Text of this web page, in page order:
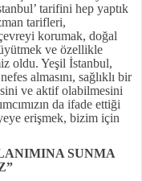
tarifini hep yaptık
tarifleri,
korumak, doğal
ve özellikle
oldu. Yeşil İstanbul,
almasını, sağlıklı bir
ve aktif olabilmesini
da ifade ettiği
erişmek, bizim için
SUNMA